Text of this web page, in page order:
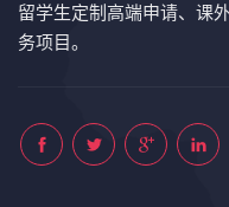
留学生定制高端申请、课
务项目。